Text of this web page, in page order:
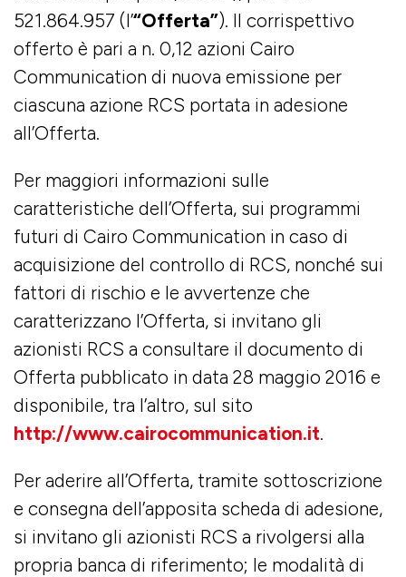
521.864.957 (l’“Offerta”). Il corrispettivo
offerto è pari a n. 0,12 azioni Cairo
Communication di nuova emissione per
ciascuna azione RCS portata in adesione
all’Offerta.
Per maggiori informazioni sulle
caratteristiche dell’Offerta, sui programmi
futuri di Cairo Communication in caso di
acquisizione del controllo di RCS, nonché sui
fattori di rischio e le avvertenze che
caratterizzano l’Offerta, si invitano gli
azionisti RCS a consultare il documento di
Offerta pubblicato in data 28 maggio 2016 e
disponibile, tra l’altro, sul sito
http://www.cairocommunication.it.
Per aderire all’Offerta, tramite sottoscrizione
e consegna dell’apposita scheda di adesione,
si invitano gli azionisti RCS a rivolgersi alla
propria banca di riferimento; le modalità di